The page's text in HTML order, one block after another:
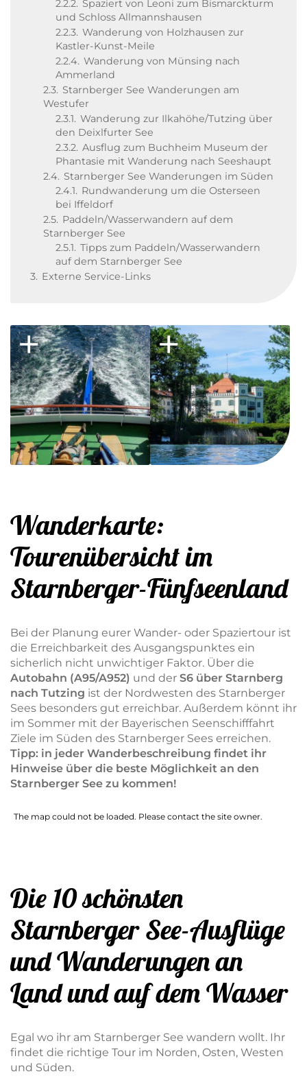
2.2.2. Spaziert von Leoni zum Bismarckturm
und Schloss Allmannshausen
2.2.3. Wanderung von Holzhausen zur
Kastler-Kunst-Meile
2.2.4. Wanderung von Münsing nach
Ammerland
2.3. Starnberger See Wanderungen am
Westufer
2.3.1. Wanderung zur Ilkahöhe/Tutzing über
den Deixlfurter See
2.3.2. Ausflug zum Buchheim Museum der
Phantasie mit Wanderung nach Seeshaupt
2.4. Starnberger See Wanderungen im Süden
2.4.1. Rundwanderung um die Osterseen
bei Iffeldorf
2.5. Paddeln/Wasserwandern auf dem
Starnberger See
2.5.1. Tipps zum Paddeln/Wasserwandern
auf dem Starnberger See
3. Externe Service-Links
Wanderkarte:
Tourenübersicht im
Starnberger-Fünfseenland
Bei der Planung eurer Wander- oder Spaziertour ist
die Erreichbarkeit des Ausgangspunktes ein
sicherlich nicht unwichtiger Faktor. Über die
Autobahn (A95/A952) und der S6 über Starnberg
nach Tutzing ist der Nordwesten des Starnberger
Sees besonders gut erreichbar. Außerdem könnt ihr
im Sommer mit der Bayerischen Seenschifffahrt
Ziele im Süden des Starnberger Sees erreichen.
Tipp: in jeder Wanderbeschreibung findet ihr
Hinweise über die beste Möglichkeit an den
Starnberger See zu kommen!
The map could not be loaded. Please contact the site owner.
Die 10 schönsten
Starnberger See-Ausflüge
und Wanderungen an
Land und auf dem Wasser
Egal wo ihr am Starnberger See wandern wollt. Ihr
findet die richtige Tour im Norden, Osten, Westen
und Süden.